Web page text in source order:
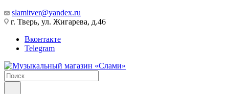
slamitver@yandex.ru
г. Тверь, ул. Жигарева, д.46
Вконтакте
Telegram